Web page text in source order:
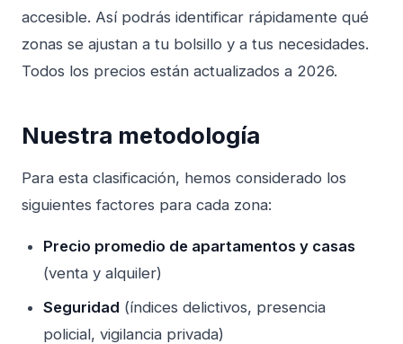
accesible. Así podrás identificar rápidamente qué
zonas se ajustan a tu bolsillo y a tus necesidades.
Todos los precios están actualizados a 2026.
Nuestra metodología
Para esta clasificación, hemos considerado los
siguientes factores para cada zona:
Precio promedio de apartamentos y casas
(venta y alquiler)
Seguridad (índices delictivos, presencia
policial, vigilancia privada)